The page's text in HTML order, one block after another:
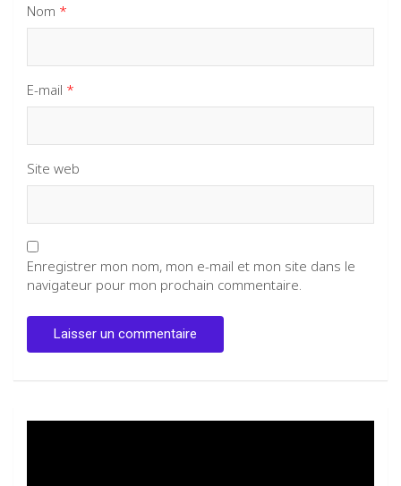
Nom *
E-mail *
Site web
Enregistrer mon nom, mon e-mail et mon site dans le
navigateur pour mon prochain commentaire.